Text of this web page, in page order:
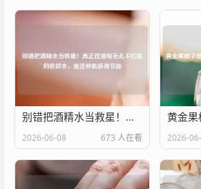
别错把酒精水当救星！真正控油缩毛孔不烂脸的收敛水，是这种肌肤调节器
2026-06-08 673 人在看 2026-